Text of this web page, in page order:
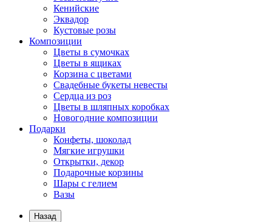
Кенийские
Эквадор
Кустовые розы
Композиции
Цветы в сумочках
Цветы в ящиках
Корзина с цветами
Свадебные букеты невесты
Сердца из роз
Цветы в шляпных коробках
Новогодние композиции
Подарки
Конфеты, шоколад
Мягкие игрушки
Открытки, декор
Подарочные корзины
Шары с гелием
Вазы
Назад